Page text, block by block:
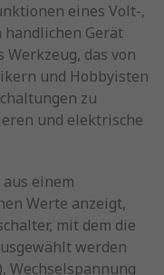
eines Volt-,
Gerät
das von
und Hobbyisten
zu
und elektrische
einem
Werte anzeigt,
mit dem die
werden
Wechselspannung